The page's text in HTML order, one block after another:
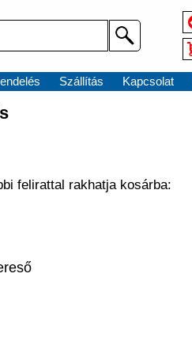
Szállítás Kapcsolat
felirattal rakhatja kosárba: